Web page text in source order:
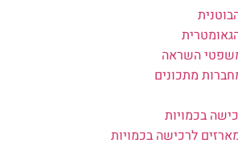
השראה
מתכונים
בכמויות
לרכישה בכמויות